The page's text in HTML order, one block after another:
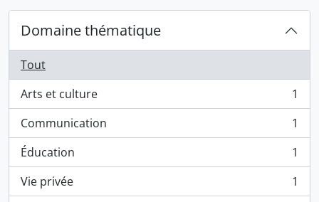
Domaine thématique
Tout
Arts et culture
, 1 résultats
1
Communication
, 1 résultats
1
Éducation
, 1 résultats
1
Vie privée
, 1 résultats
1